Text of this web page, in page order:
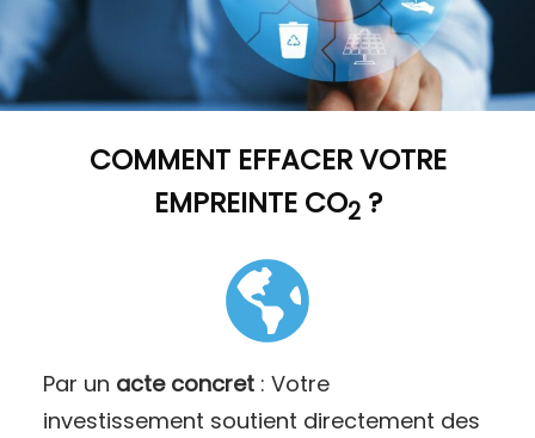
COMMENT EFFACER VOTRE
EMPREINTE CO2?
Par un acte concret: Votre
investissement soutient directement des